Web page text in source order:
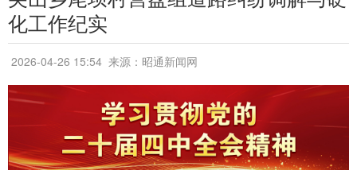
化工作纪实
2026-04-26 15:54 来源：昭通新闻网